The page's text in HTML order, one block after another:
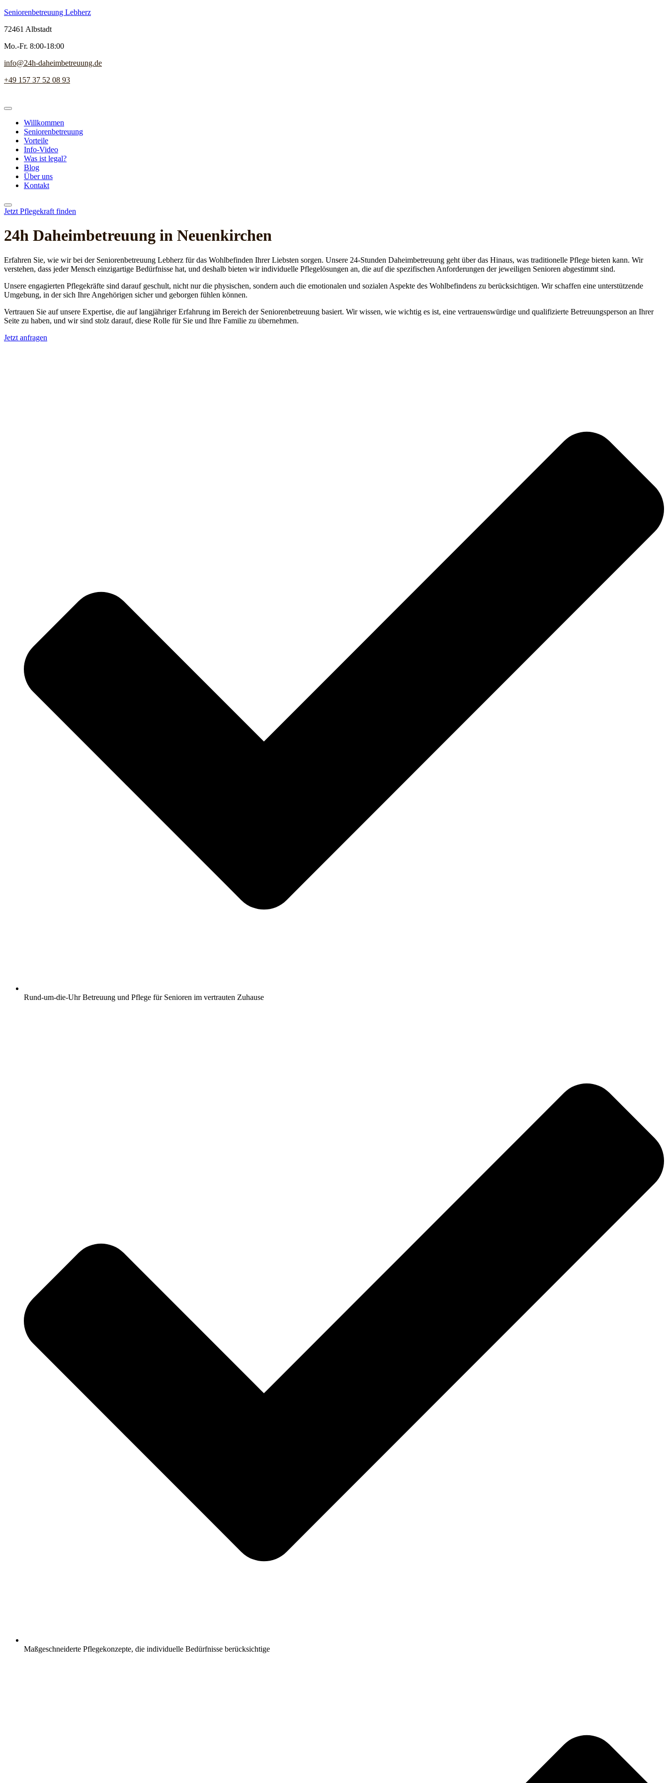
Seniorenbetreuung Lebherz
72461 Albstadt
Mo.-Fr. 8:00-18:00
info@24h-daheimbetreuung.de
+49 157 37 52 08 93
Willkommen
Seniorenbetreuung
Vorteile
Info-Video
Was ist legal?
Blog
Über uns
Kontakt
Jetzt Pflegekraft finden
24h Daheim­betreuung in Neuenkirchen
Erfahren Sie, wie wir bei der Seniorenbetreuung Lebherz für das Wohlbefinden Ihrer Liebsten sorgen. Unsere 24-Stunden Daheimbetreuung geht über das Hinaus, was traditionelle Pflege bieten kann. Wir
verstehen, dass jeder Mensch einzigartige Bedürfnisse hat, und deshalb bieten wir individuelle Pflegelösungen an, die auf die spezifischen Anforderungen der jeweiligen Senioren abgestimmt sind.
Unsere engagierten Pflegekräfte sind darauf geschult, nicht nur die physischen, sondern auch die emotionalen und sozialen Aspekte des Wohlbefindens zu berücksichtigen. Wir schaffen eine unterstützende
Umgebung, in der sich Ihre Angehörigen sicher und geborgen fühlen können.
Vertrauen Sie auf unsere Expertise, die auf langjähriger Erfahrung im Bereich der Seniorenbetreuung basiert. Wir wissen, wie wichtig es ist, eine vertrauenswürdige und qualifizierte Betreuungsperson an Ihrer
Seite zu haben, und wir sind stolz darauf, diese Rolle für Sie und Ihre Familie zu übernehmen.
Jetzt anfragen
Rund-um-die-Uhr Betreuung und Pflege für Senioren im vertrauten Zuhause
Maßgeschneiderte Pflegekonzepte, die individuelle Bedürfnisse berücksichtige